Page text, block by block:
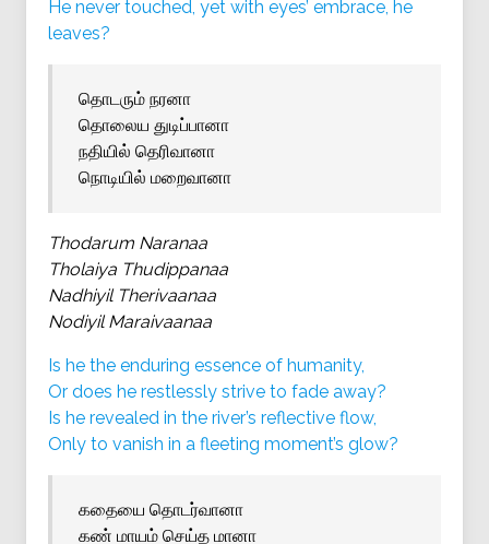
He never touched, yet with eyes’ embrace, he
leaves?
தொடரும் நரனா
தொலைய துடிப்பானா
நதியில் தெரிவானா
நொடியில் மறைவானா
Thodarum Naranaa
Tholaiya Thudippanaa
Nadhiyil Therivaanaa
Nodiyil Maraivaanaa
Is he the enduring essence of humanity,
Or does he restlessly strive to fade away?
Is he revealed in the river’s reflective flow,
Only to vanish in a fleeting moment’s glow?
கதையை தொடர்வானா
கண் மாயம் செய்த மானா